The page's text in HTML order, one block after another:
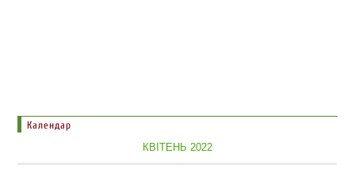
Календар
КВІТЕНЬ 2022